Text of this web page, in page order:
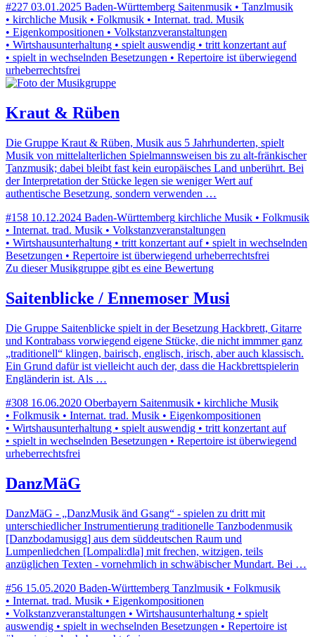
#227 03.01.2025 Baden-Württemberg Saitenmusik • Tanzlmusik
• kirchliche Musik • Folkmusik • Internat. trad. Musik
• Eigenkompositionen • Volkstanzveranstaltungen
• Wirtshausunterhaltung • spielt auswendig • tritt konzertant auf
• spielt in wechselnden Besetzungen • Repertoire ist überwiegend
urheberrechtsfrei
Kraut & Rüben
Die Gruppe Kraut & Rüben, Musik aus 5 Jahrhunderten, spielt
Musik von mittelalterlichen Spielmannsweisen bis zu alt-fränkischer
Tanzmusik; dabei bleibt fast kein europäisches Land unberührt. Bei
der Interpretation der Stücke legen sie weniger Wert auf
authentische Besetzung, sondern verwenden …
#158 10.12.2024 Baden-Württemberg kirchliche Musik • Folkmusik
• Internat. trad. Musik • Volkstanzveranstaltungen
• Wirtshausunterhaltung • tritt konzertant auf • spielt in wechselnden
Besetzungen • Repertoire ist überwiegend urheberrechtsfrei
Zu dieser Musikgruppe gibt es eine Bewertung
Saitenblicke / Ennemoser Musi
Die Gruppe Saitenblicke spielt in der Besetzung Hackbrett, Gitarre
und Kontrabass vorwiegend eigene Stücke, die nicht immmer ganz
„traditionell“ klingen, bairisch, englisch, irisch, aber auch klassisch.
Ein Grund dafür ist vielleicht auch der, dass die Hackbrettspielerin
Engländerin ist. Als …
#308 16.06.2020 Oberbayern Saitenmusik • kirchliche Musik
• Folkmusik • Internat. trad. Musik • Eigenkompositionen
• Wirtshausunterhaltung • spielt auswendig • tritt konzertant auf
• spielt in wechselnden Besetzungen • Repertoire ist überwiegend
urheberrechtsfrei
DanzMäG
DanzMäG - „DanzMusik änd Gsang“ - spielen zu dritt mit
unterschiedlicher Instrumentierung traditionelle Tanzbodenmusik
[Danzbodamusigg] aus dem süddeutschen Raum und
Lumpenliedchen [Lompali:dla] mit frechen, witzigen, teils
anzüglichen Texten - vornehmlich in schwäbischer Mundart. Bei …
#56 15.05.2020 Baden-Württemberg Tanzlmusik • Folkmusik
• Internat. trad. Musik • Eigenkompositionen
• Volkstanzveranstaltungen • Wirtshausunterhaltung • spielt
auswendig • spielt in wechselnden Besetzungen • Repertoire ist